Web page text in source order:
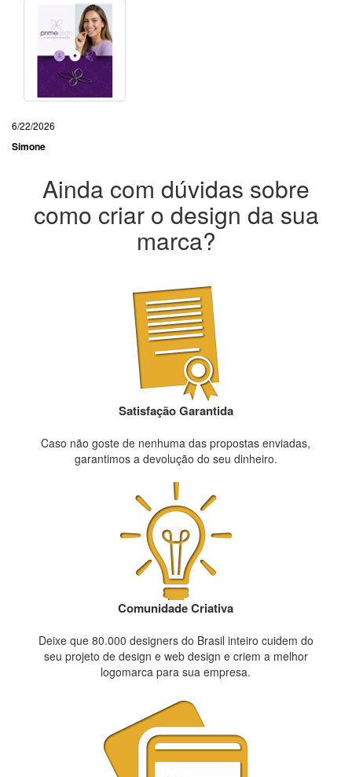
6/22/2026
Simone
Ainda com dúvidas sobre
como criar o design da sua
marca?
Satisfação Garantida
Caso não goste de nenhuma das propostas enviadas,
garantimos a devolução do seu dinheiro.
Comunidade Criativa
Deixe que 80.000 designers do Brasil inteiro cuidem do
seu projeto de design e web design e criem a melhor
logomarca para sua empresa.